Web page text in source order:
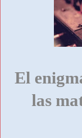
El
las